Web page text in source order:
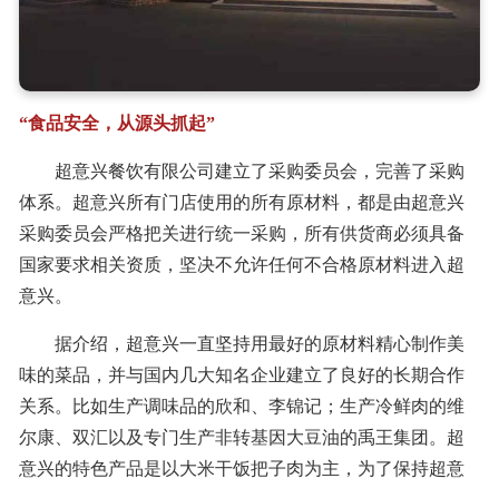
“食品安全，从源头抓起”
超意兴餐饮有限公司建立了采购委员会，完善了采购
体系。超意兴所有门店使用的所有原材料，都是由超意兴
采购委员会严格把关进行统一采购，所有供货商必须具备
国家要求相关资质，坚决不允许任何不合格原材料进入超
意兴。
据介绍，超意兴一直坚持用最好的原材料精心制作美
味的菜品，并与国内几大知名企业建立了良好的长期合作
关系。比如生产调味品的欣和、李锦记；生产冷鲜肉的维
尔康、双汇以及专门生产非转基因大豆油的禹王集团。超
意兴的特色产品是以大米干饭把子肉为主，为了保持超意